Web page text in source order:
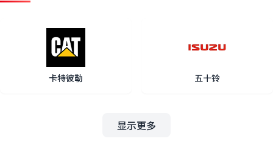
卡特彼勒 五十铃
显示更多